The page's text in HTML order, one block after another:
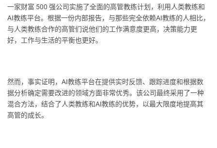
一家财富 500 强公司实施了全面的高管教练计划，利用人类教练和
AI教练平台。根据一份内部报告，与那些完全依赖AI教练的人相比，
与人类教练合作的高管们说他们的工作满意度更高，决策能力更
好，工作与生活的平衡也更好。
然而，事实证明，AI教练平台在提供实时反馈、跟踪进度和根据数
据分析确定需要改进的领域方面非常优秀。该公司最终采用了一种
混合方法，结合了人类教练和AI教练的优势，以最大限度地提高其
高管的成长。